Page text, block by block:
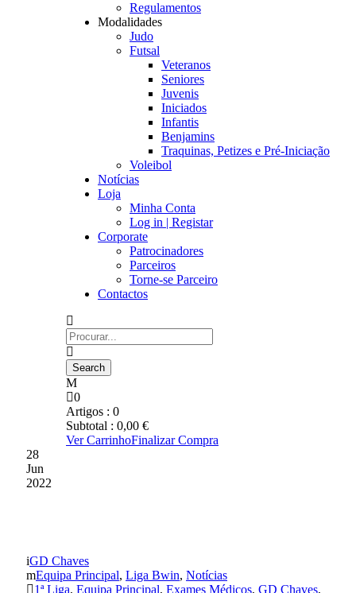
Regulamentos
Modalidades
Judo
Futsal
Veteranos
Seniores
Juvenis
Iniciados
Infantis
Benjamins
Traquinas, Petizes e Pré-Iniciação
Voleibol
Notícias
Loja
Minha Conta
Log in | Registar
Corporate
Patrocinadores
Parceiros
Torne-se Parceiro
Contactos
0
Artigos : 0
Subtotal : 0,00 €
Ver CarrinhoFinalizar Compra
28
Jun
2022
GD Chaves
Equipa Principal, Liga Bwin, Notícias
1ª Liga, Equipa Principal, Exames Médicos, GD Chaves,